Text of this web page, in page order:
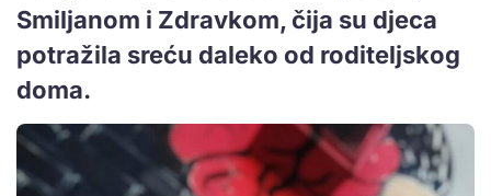
Smiljanom i Zdravkom, čija su djeca
potražila sreću daleko od roditeljskog
doma.